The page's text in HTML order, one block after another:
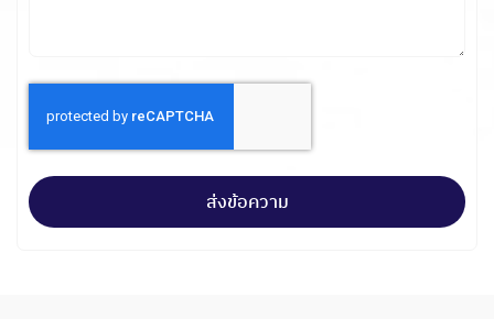
ส่งข้อความ